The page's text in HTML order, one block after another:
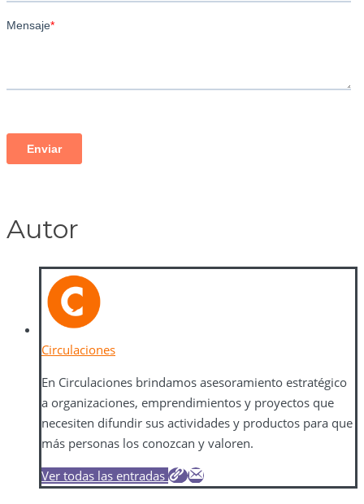
Autor
Circulaciones
En Circulaciones brindamos asesoramiento estratégico
a organizaciones, emprendimientos y proyectos que
necesiten difundir sus actividades y productos para que
más personas los conozcan y valoren.
Ver todas las entradas